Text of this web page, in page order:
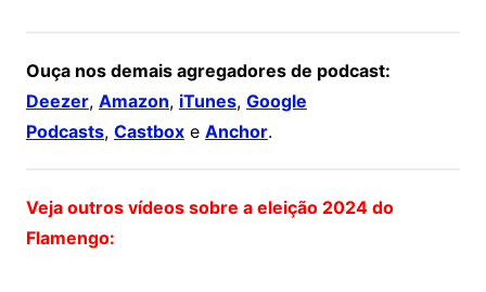
Ouça nos demais agregadores de podcast:
Deezer, Amazon, iTunes, Google
Podcasts, Castboxe Anchor.
Veja outros vídeos sobre a eleição 2024 do
Flamengo: